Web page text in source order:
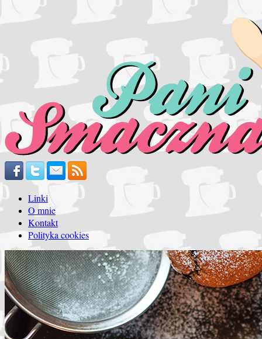
Linki
O mnie
Kontakt
Polityka cookies